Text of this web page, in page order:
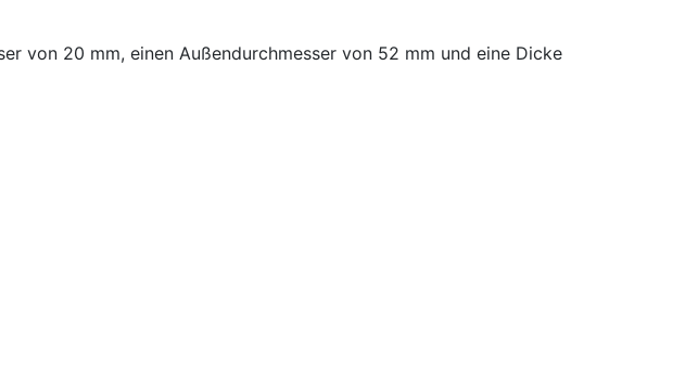
von 20 mm, einen Außendurchmesser von 52 mm und eine Dicke